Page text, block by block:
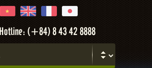
Hotline: (+84) 8 43 42 8888